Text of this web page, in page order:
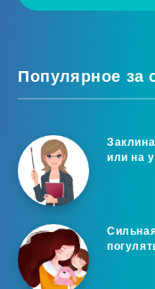
Популярное за
или на